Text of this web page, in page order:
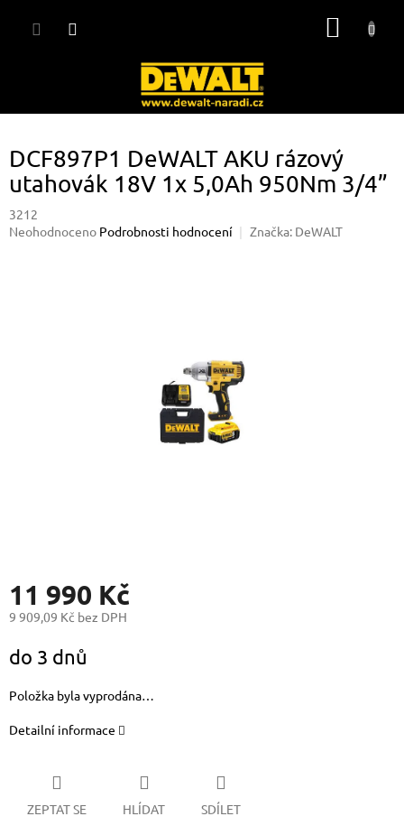
DCF897P1 DeWALT AKU rázový
utahovák 18V 1x 5,0Ah 950Nm 3/4”
3212
Průměrné
Neohodnoceno Podrobnosti hodnocení Značka: DeWALT
11 990 Kč
9 909,09 Kč bez DPH
cena:
do 3 dnů
Položka byla vyprodána…
Detailní informace
ZEPTAT SE HLÍDAT SDÍLET